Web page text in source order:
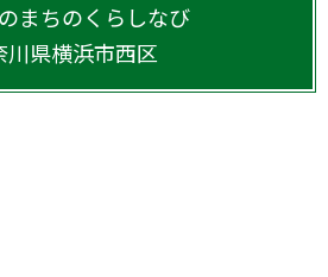
まちのくらしなび
川県横浜市西区